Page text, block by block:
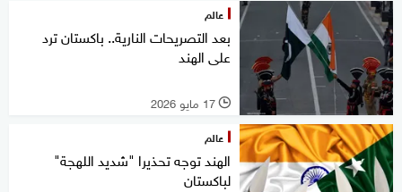
عالم
بعد التصريحات النارية.. باكستان ترد
على الهند
l 17 مايو 2026
عالم
الهند توجه تحذيرا "شديد اللهجة"
لباكستان